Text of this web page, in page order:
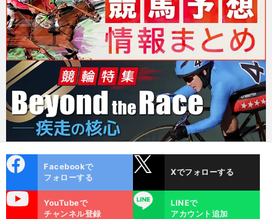
ok
Facebookで
フォローする
Xでフォローする
YouTubeで
チャンネル登録
LINE
LINEで
アカウント追加